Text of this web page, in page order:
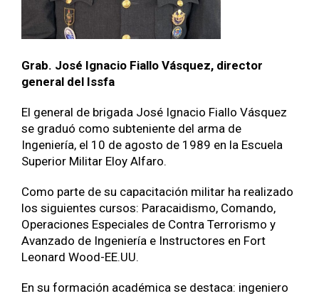
Grab. José Ignacio Fiallo Vásquez, director
general del Issfa
El general de brigada José Ignacio Fiallo Vásquez
se graduó como subteniente del arma de
Ingeniería, el 10 de agosto de 1989 en la Escuela
Superior Militar Eloy Alfaro.
Como parte de su capacitación militar ha realizado
los siguientes cursos: Paracaidismo, Comando,
Operaciones Especiales de Contra Terrorismo y
Avanzado de Ingeniería e Instructores en Fort
Leonard Wood-EE.UU.
En su formación académica se destaca: ingeniero